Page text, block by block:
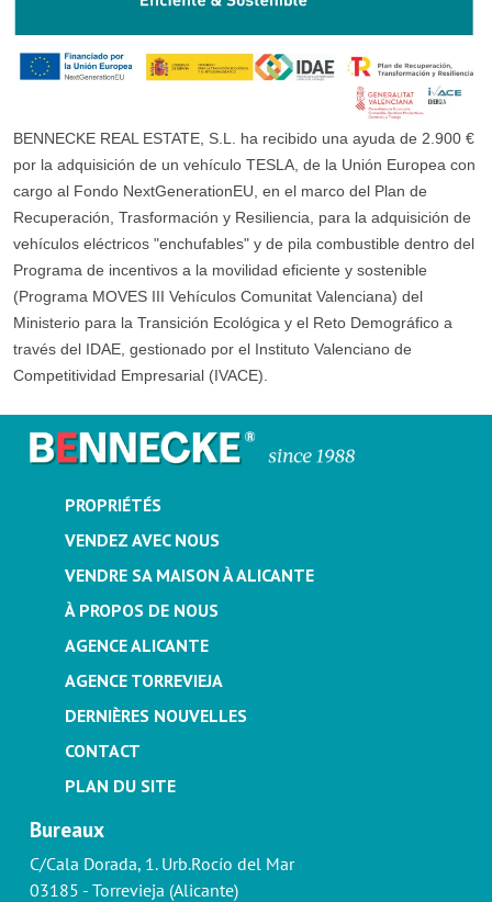
BENNECKE REAL ESTATE, S.L. ha recibido una ayuda de 2.900 €
por la adquisición de un vehículo TESLA, de la Unión Europea con
cargo al Fondo NextGenerationEU, en el marco del Plan de
Recuperación, Trasformación y Resiliencia, para la adquisición de
vehículos eléctricos "enchufables" y de pila combustible dentro del
Programa de incentivos a la movilidad eficiente y sostenible
(Programa MOVES III Vehículos Comunitat Valenciana) del
Ministerio para la Transición Ecológica y el Reto Demográfico a
través del IDAE, gestionado por el Instituto Valenciano de
Competitividad Empresarial (IVACE).
PROPRIÉTÉS
VENDEZ AVEC NOUS
VENDRE SA MAISON À ALICANTE
À PROPOS DE NOUS
AGENCE ALICANTE
AGENCE TORREVIEJA
DERNIÈRES NOUVELLES
CONTACT
PLAN DU SITE
Bureaux
C/Cala Dorada, 1. Urb.Rocío del Mar
03185 - Torrevieja (Alicante)